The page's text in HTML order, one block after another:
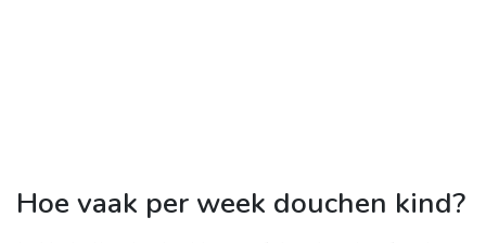
Hoe vaak per week douchen kind?